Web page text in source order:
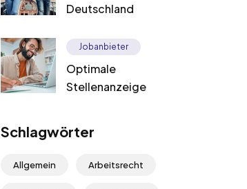
Deutschland
Jobanbieter
Optimale
Stellenanzeige
Schlagwörter
Allgemein Arbeitsrecht